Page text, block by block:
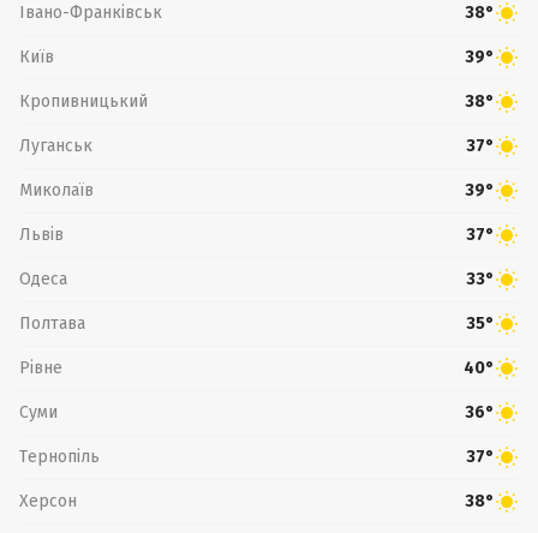
Івано-Франківськ 38°
Київ 39°
Кропивницький 38°
Луганськ 37°
Миколаїв 39°
Львів 37°
Одеса 33°
Полтава 35°
Рівне 40°
Суми 36°
Тернопіль 37°
Херсон 38°